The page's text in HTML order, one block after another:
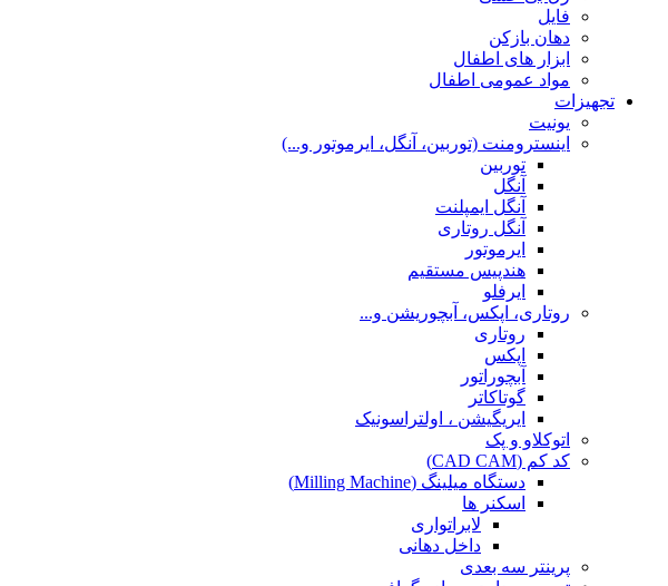
فایل
دهان بازکن
ابزار های اطفال
مواد عمومی اطفال
تجهیزات
یونیت
اینسترومنت (توربین، آنگل، ایرموتور و...)
توربین
آنگل
آنگل ایمپلنت
آنگل روتاری
ایرموتور
هندپیس مستقیم
ایرفلو
روتاری، اپکس، آبچوریشن و...
روتاری
اپکس
آبچوراتور
گوتاکاتر
ایریگیشن ، اولتراسونیک
اتوکلاو و پک
کد کم (CAD CAM)
دستگاه میلینگ (Milling Machine)
اسکنر ها
لابراتواری
داخل دهانی
پرینتر سه بعدی